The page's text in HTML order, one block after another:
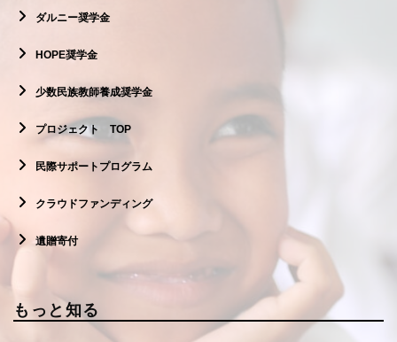
ダルニー奨学金
HOPE奨学金
少数民族教師養成奨学金
プロジェクト TOP
民際サポートプログラム
クラウドファンディング
遺贈寄付
もっと知る